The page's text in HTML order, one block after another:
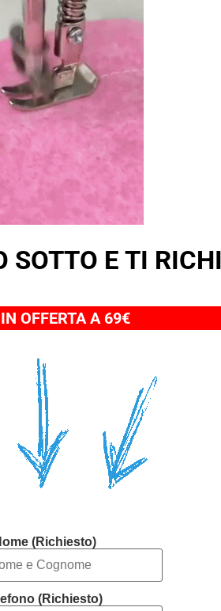
SOTTO E TI
OFFERTA A 69€
(Richiesto)
(Richiesto)